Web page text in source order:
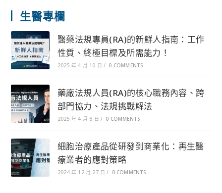
生醫專欄
醫藥法規專員(RA)的新鮮人指南：工作
性質、終極目標及所需能力！
2025 年 4 月 10 日 / 0 COMMENTS
藥廠法規人員(RA)的核心職務內容、跨
部門協力、法規挑戰解法
2025 年 4 月 8 日 / 0 COMMENTS
細胞治療產品從研發到商業化：再生醫
療業者的應對策略
2024 年 12 月 27 日 / 0 COMMENTS